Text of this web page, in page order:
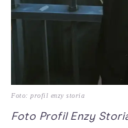
Foto: profil enzy storia
Foto Profil Enzy